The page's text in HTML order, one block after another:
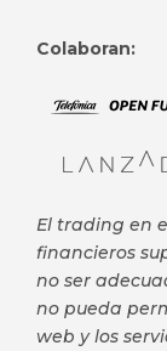
Colaboran:
El trading en
financieros
no ser
no pueda
web y los